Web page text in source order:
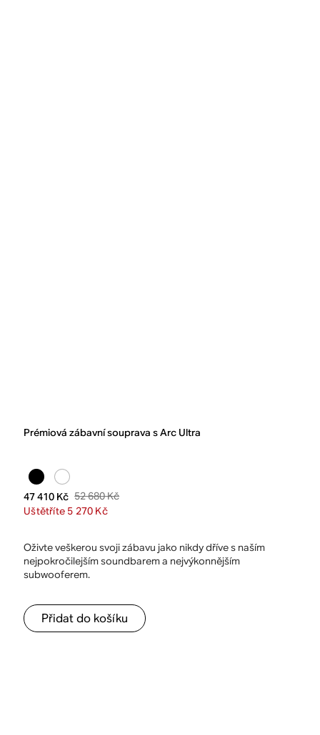
Prémiová zábavní souprava s Arc Ultra
47 410 Kč 52 680 Kč
Uštětříte 5 270 Kč
Oživte veškerou svoji zábavu jako nikdy dříve s naším
nejpokročilejším soundbarem a nejvýkonnějším
subwooferem.
Přidat do košíku